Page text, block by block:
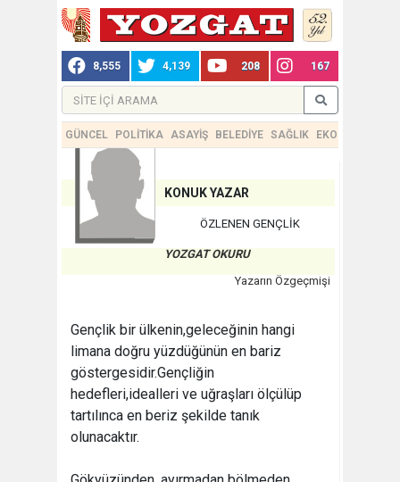
8,555 4,139 208 167
GÜNCEL POLİTİKA ASAYİŞ BELEDİYE SAĞLIK EKONOMİ
KONUK YAZAR
ÖZLENEN GENÇLİK
YOZGAT OKURU
Yazarın Özgeçmişi
Gençlik bir ülkenin,geleceğinin hangi
limana doğru yüzdüğünün en bariz
göstergesidir.Gençliğin
hedefleri,idealleri ve uğraşları ölçülüp
tartılınca en beriz şekilde tanık
olunacaktır.